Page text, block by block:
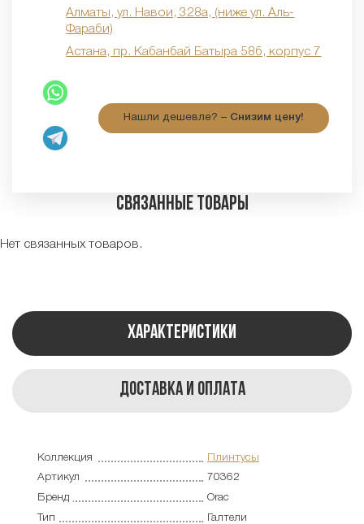
Алматы, ул. Навои, 328а, (ниже ул. Аль-
Фараби)
Астана, пр. Кабанбай Батыра 58б, корпус 7
Нашли дешевле? – Снизим цену!
Связанные товары
Нет связанных товаров.
Характеристики
Доставка и оплата
Коллекция
Плинтусы
Артикул
70362
Бренд
Orac
Тип
Галтели